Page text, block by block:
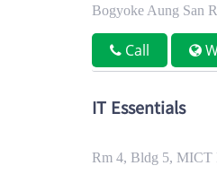
Bogyoke Aung San
Call
IT Essentials
Rm 4, Bldg 5, MICT